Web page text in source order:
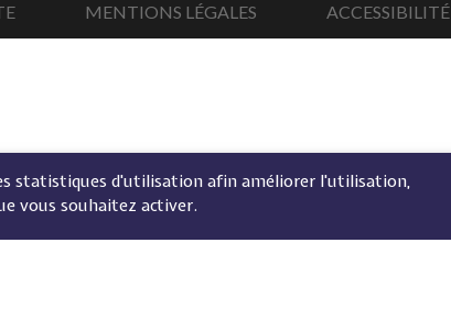
statistiques d'utilisation afin améliorer l'utilisation,
vous souhaitez activer.
MENTIONS LÉGALES ACCESSIBILITÉ